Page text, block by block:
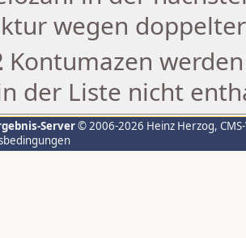
wegen
Kontumazen
der Liste nicht
Server© 2006-2026 Heinz Herzog,